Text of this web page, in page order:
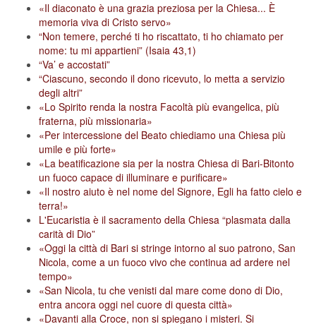
«Il diaconato è una grazia preziosa per la Chiesa... È
memoria viva di Cristo servo»
“Non temere, perché ti ho riscattato, ti ho chiamato per
nome: tu mi appartieni” (Isaia 43,1)
“Va’ e accostati”
“Ciascuno, secondo il dono ricevuto, lo metta a servizio
degli altri”
«Lo Spirito renda la nostra Facoltà più evangelica, più
fraterna, più missionaria»
«Per intercessione del Beato chiediamo una Chiesa più
umile e più forte»
«La beatificazione sia per la nostra Chiesa di Bari-Bitonto
un fuoco capace di illuminare e purificare»
«Il nostro aiuto è nel nome del Signore, Egli ha fatto cielo e
terra!»
L'Eucaristia è il sacramento della Chiesa “plasmata dalla
carità di Dio”
«Oggi la città di Bari si stringe intorno al suo patrono, San
Nicola, come a un fuoco vivo che continua ad ardere nel
tempo»
«San Nicola, tu che venisti dal mare come dono di Dio,
entra ancora oggi nel cuore di questa città»
«Davanti alla Croce, non si spiegano i misteri. Si